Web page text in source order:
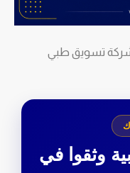
شركة تسويق طبي
وثقوا في